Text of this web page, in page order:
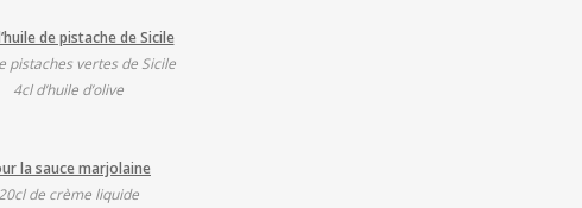
de pistache de Sicile
pistaches vertes de Sicile
4cl d’huile d’olive
la sauce marjolaine
de crème liquide